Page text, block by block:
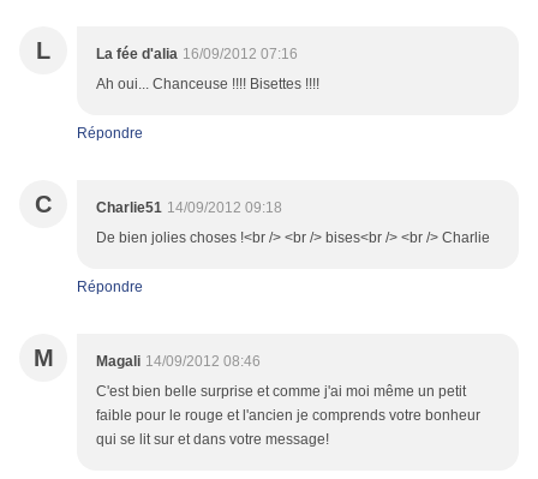
L La fée d'alia 16/09/2012 07:16
Ah oui... Chanceuse !!!! Bisettes !!!!
Répondre
C Charlie51 14/09/2012 09:18
De bien jolies choses !<br /> <br /> bises<br /> <br /> Charlie
Répondre
M Magali 14/09/2012 08:46
C'est bien belle surprise et comme j'ai moi même un petit
faible pour le rouge et l'ancien je comprends votre bonheur
qui se lit sur et dans votre message!